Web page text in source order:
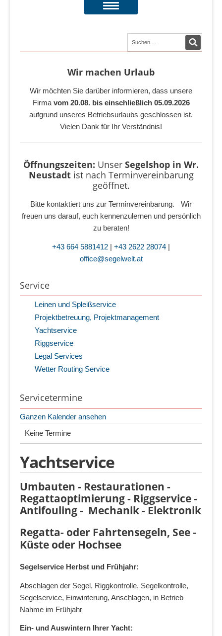
Wir machen Urlaub
Wir möchten Sie darüber informieren, dass unsere
Firma vom 20.08. bis einschließlich 05.09.2026
aufgrund unseres Betriebsurlaubs geschlossen ist.
Vielen Dank für Ihr Verständnis!
Öffnungszeiten: Unser Segelshop in Wr.
Neustadt ist nach Terminvereinbarung
geöffnet.
Bitte kontaktiert uns zur Terminvereinbarung. Wir
freuen uns darauf, euch kennenzulernen und persönlich
zu beraten!
+43 664 5881412 | +43 2622 28074 |
office@segelwelt.at
Service
Leinen und Spleißservice
Projektbetreuung, Projektmanagement
Yachtservice
Riggservice
Legal Services
Wetter Routing Service
Servicetermine
Ganzen Kalender ansehen
Keine Termine
Yachtservice
Umbauten - Restaurationen -
Regattaoptimierung - Riggservice -
Antifouling - Mechanik - Elektronik
Regatta- oder Fahrtensegeln, See -
Küste oder Hochsee
Segelservice Herbst und Frühjahr:
Abschlagen der Segel, Riggkontrolle, Segelkontrolle,
Segelservice, Einwinterung, Anschlagen, in Betrieb
Nahme im Frühjahr
Ein- und Auswintern Ihrer Yacht: